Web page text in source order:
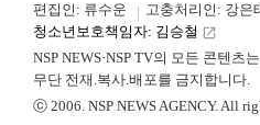
편집인: 류수운
고충처리인: 강은
청소년보호책임자: 김승철 launch
NSP NEWS·NSP TV의 모든 콘텐츠
무단 전재.복사.배포를 금지합니다.
ⓒ 2006. NSP NEWS AGENCY. All